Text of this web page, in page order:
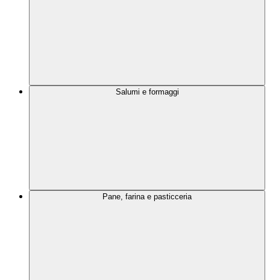
Salumi e formaggi
Pane, farina e pasticceria